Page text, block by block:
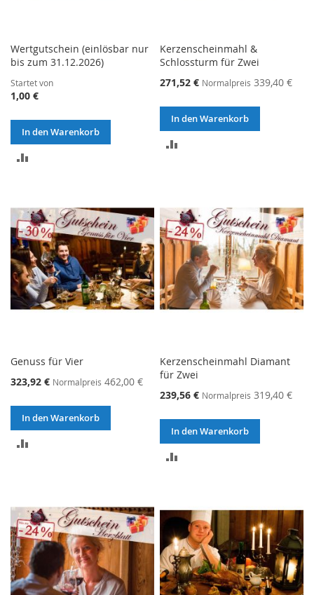
Wertgutschein (einlösbar nur
bis zum 31.12.2026)
Startet von
1,00 €
In den Warenkorb
HINZUFÜGEN
Kerzenscheinmahl &
Schlossturm für Zwei
271,52 € Normalpreis 339,40 €
In den Warenkorb
Genuss für Vier
323,92 € Normalpreis 462,00 €
In den Warenkorb
Kerzenscheinmahl Diamant
für Zwei
239,56 € Normalpreis 319,40 €
In den Warenkorb